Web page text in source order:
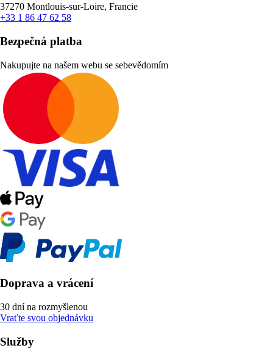
37270 Montlouis-sur-Loire, Francie
+33 1 86 47 62 58
Bezpečná platba
Nakupujte na našem webu se sebevědomím
Doprava a vrácení
30 dní na rozmyšlenou
Vraťte svou objednávku
Služby